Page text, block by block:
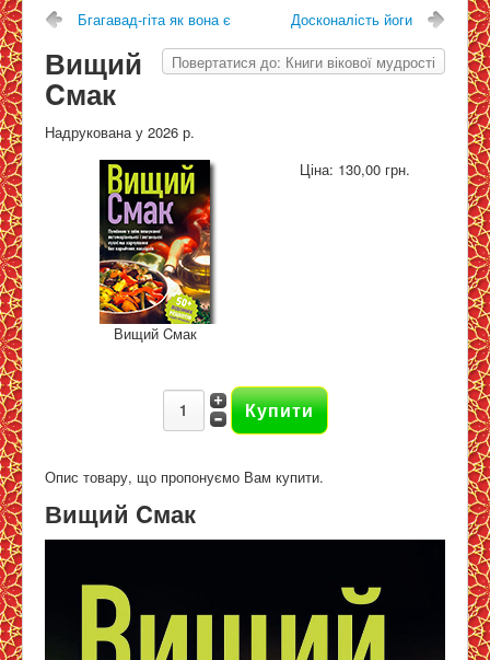
МапаБгагавад-гіта як вона є
Досконалість йоги
Повертатися до: Книги вікової мудрості
Вищий
Cмак
Надрукована у 2026 р.
Вищий Cмак
Ціна: 130,00 грн.
Опис товару, що пропонуємо Вам купити.
Вищий Cмак